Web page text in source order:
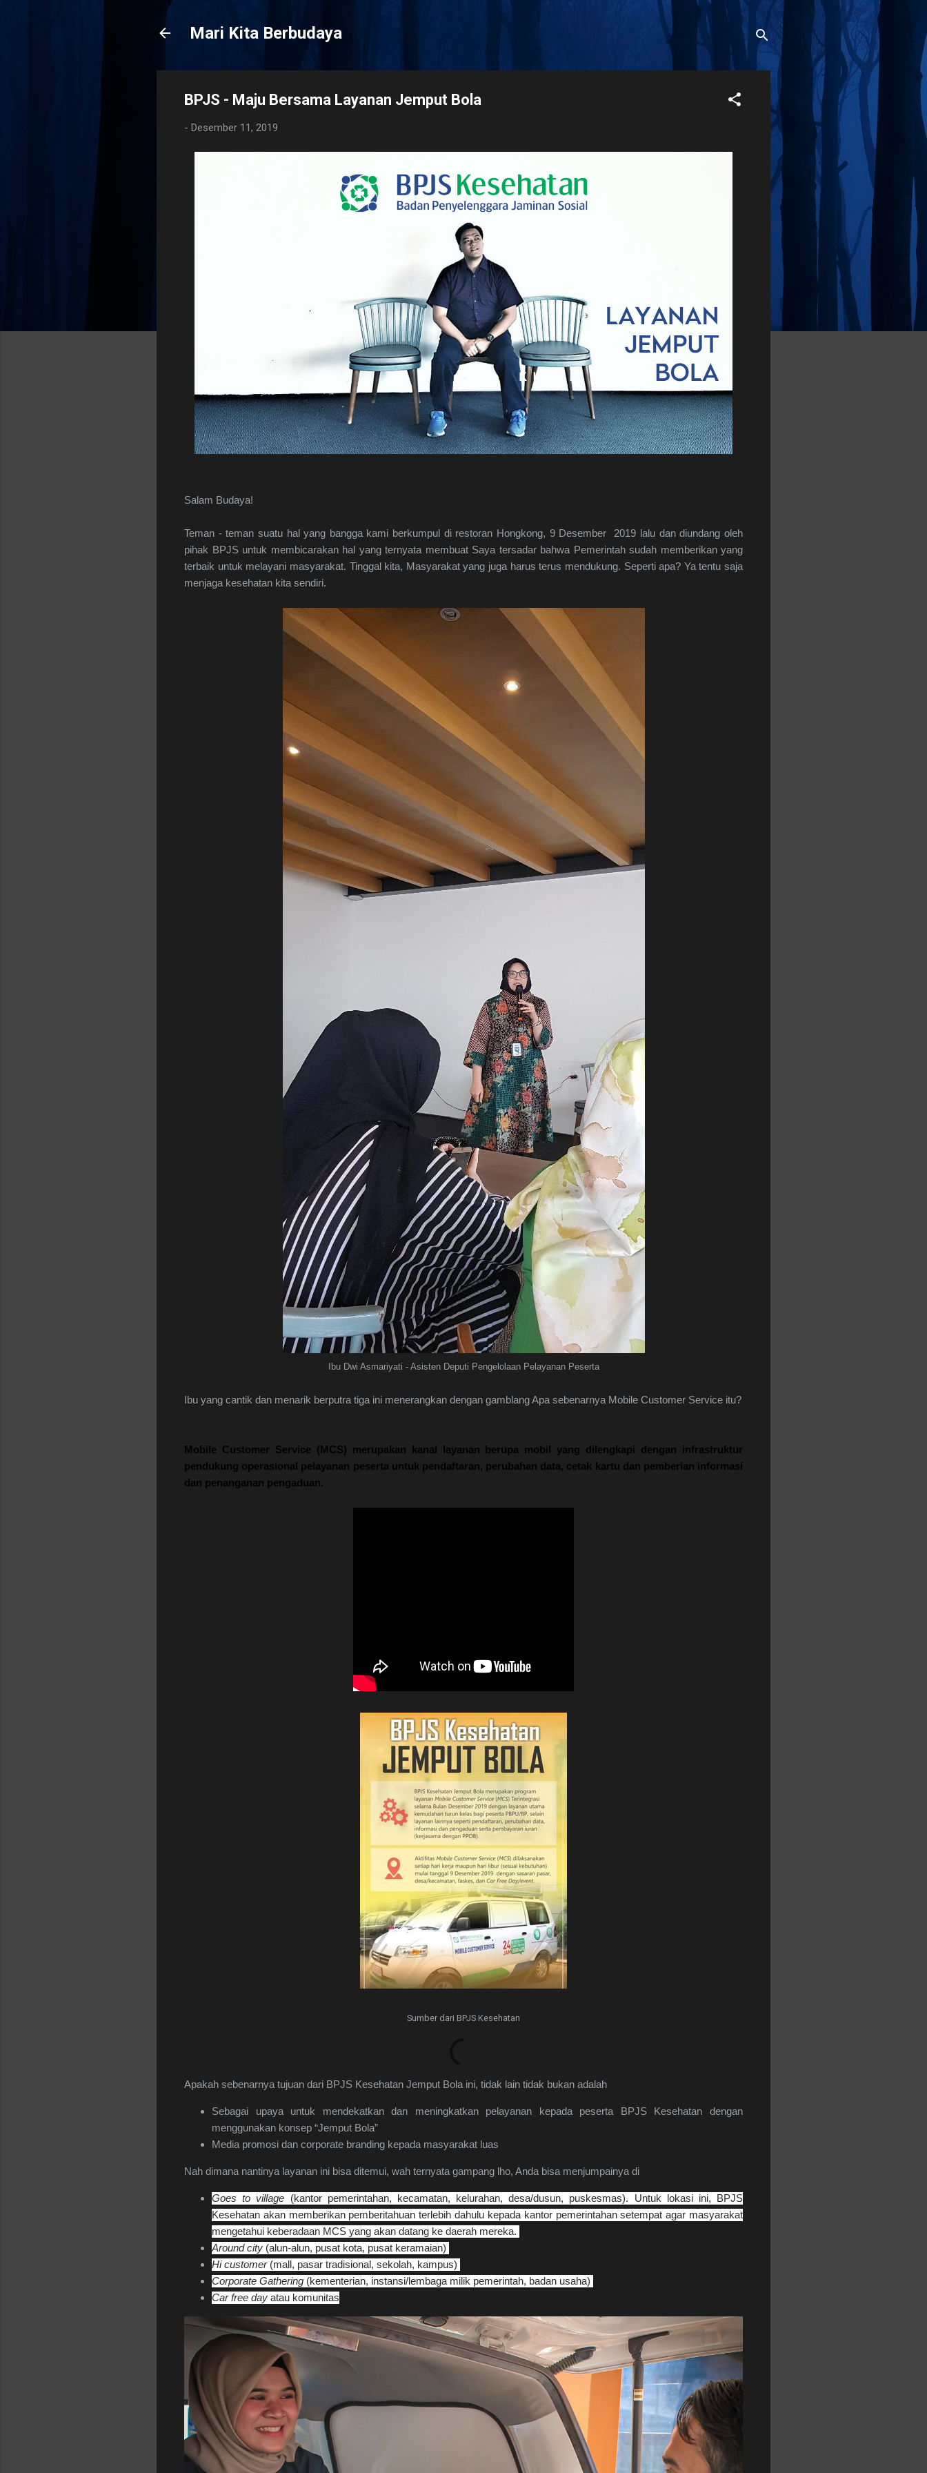
Mari Kita Berbudaya
BPJS - Maju Bersama Layanan Jemput Bola
- Desember 11, 2019
Salam Budaya!
Teman - teman suatu hal yang bangga kami berkumpul di restoran Hongkong, 9 Desember 2019 lalu dan diundang oleh
pihak BPJS untuk membicarakan hal yang ternyata membuat Saya tersadar bahwa Pemerintah sudah memberikan yang
terbaik untuk melayani masyarakat. Tinggal kita, Masyarakat yang juga harus terus mendukung. Seperti apa? Ya tentu saja
menjaga kesehatan kita sendiri.
Ibu Dwi Asmariyati - Asisten Deputi Pengelolaan Pelayanan Peserta
Ibu yang cantik dan menarik berputra tiga ini menerangkan dengan gamblang Apa sebenarnya Mobile Customer Service itu?
Mobile Customer Service (MCS) merupakan kanal layanan berupa mobil yang dilengkapi dengan infrastruktur
pendukung operasional pelayanan peserta untuk pendaftaran, perubahan data, cetak kartu dan pemberian informasi
dan penanganan pengaduan.
Sumber dari BPJS Kesehatan
Apakah sebenarnya tujuan dari BPJS Kesehatan Jemput Bola ini, tidak lain tidak bukan adalah
Sebagai upaya untuk mendekatkan dan meningkatkan pelayanan kepada peserta BPJS Kesehatan dengan
menggunakan konsep “Jemput Bola”
Media promosi dan corporate branding kepada masyarakat luas
Nah dimana nantinya layanan ini bisa ditemui, wah ternyata gampang lho, Anda bisa menjumpainya di
Goes to village (kantor pemerintahan, kecamatan, kelurahan, desa/dusun, puskesmas). Untuk lokasi ini, BPJS
Kesehatan akan memberikan pemberitahuan terlebih dahulu kepada kantor pemerintahan setempat agar masyarakat
mengetahui keberadaan MCS yang akan datang ke daerah mereka.
Around city (alun-alun, pusat kota, pusat keramaian)
Hi customer(mall, pasar tradisional, sekolah, kampus)
Corporate Gathering (kementerian, instansi/lembaga milik pemerintah, badan usaha)
Car free day atau komunitas